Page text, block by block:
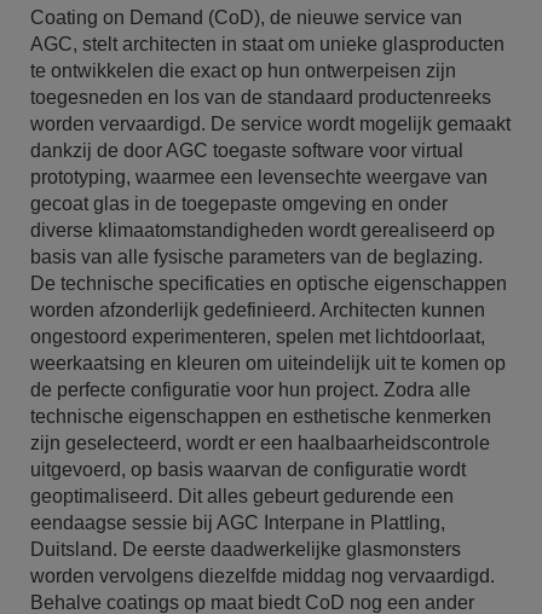
Coating on Demand (CoD), de nieuwe service van
AGC, stelt architecten in staat om unieke glasproducten
te ontwikkelen die exact op hun ontwerpeisen zijn
toegesneden en los van de standaard productenreeks
worden vervaardigd. De service wordt mogelijk gemaakt
dankzij de door AGC toegaste software voor virtual
prototyping, waarmee een levensechte weergave van
gecoat glas in de toegepaste omgeving en onder
diverse klimaatomstandigheden wordt gerealiseerd op
basis van alle fysische parameters van de beglazing.
De technische specificaties en optische eigenschappen
worden afzonderlijk gedefinieerd. Architecten kunnen
ongestoord experimenteren, spelen met lichtdoorlaat,
weerkaatsing en kleuren om uiteindelijk uit te komen op
de perfecte configuratie voor hun project. Zodra alle
technische eigenschappen en esthetische kenmerken
zijn geselecteerd, wordt er een haalbaarheidscontrole
uitgevoerd, op basis waarvan de configuratie wordt
geoptimaliseerd. Dit alles gebeurt gedurende een
eendaagse sessie bij AGC Interpane in Plattling,
Duitsland. De eerste daadwerkelijke glasmonsters
worden vervolgens diezelfde middag nog vervaardigd.
Behalve coatings op maat biedt CoD nog een ander